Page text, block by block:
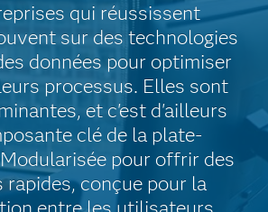
qui réussissent
sur des technologies
données pour optimiser
processus. Elles sont
et c'est d'ailleurs
clé de la plate-
pour offrir des
conçue pour la